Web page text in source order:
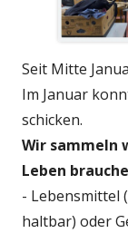
Seit Mitte
Im Januar
schicken.
Wir sammeln
Leben
- Lebensmittel
haltbar) oder